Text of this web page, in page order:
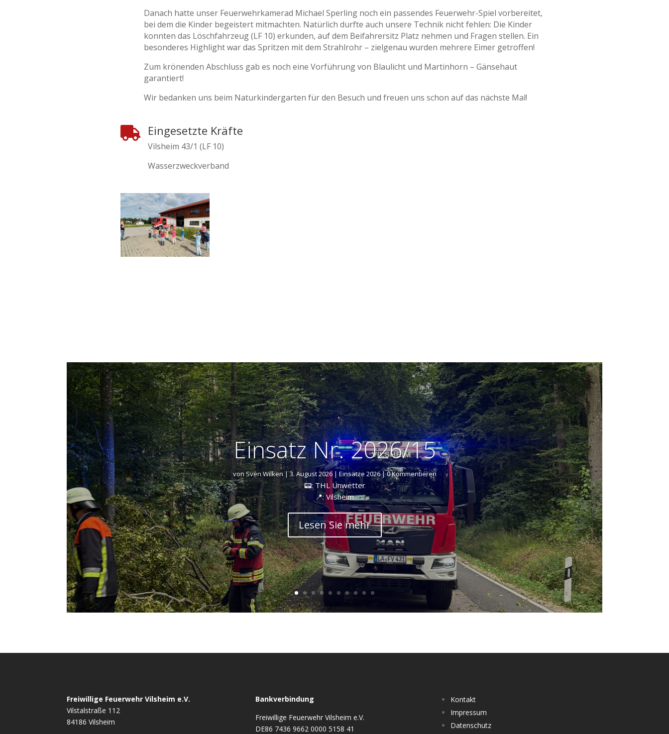
Danach hatte unser Feuerwehrkamerad Michael Sperling noch ein passendes Feuerwehr-Spiel vorbereitet,
bei dem die Kinder begeistert mitmachten. Natürlich durfte auch unsere Technik nicht fehlen: Die Kinder
konnten das Löschfahrzeug (LF 10) erkunden, auf dem Beifahrersitz Platz nehmen und Fragen stellen. Ein
besonderes Highlight war das Spritzen mit dem Strahlrohr – zielgenau wurden mehrere Eimer getroffen!
Zum krönenden Abschluss gab es noch eine Vorführung von Blaulicht und Martinhorn – Gänsehaut
garantiert!
Wir bedanken uns beim Naturkindergarten für den Besuch und freuen uns schon auf das nächste Mal!
 Eingesetzte Kräfte
Vilsheim 43/1 (LF 10)
Wasserzweckverband
Einsatz Nr. 2026/15
von Sven Wilken|3. August 2026|Einsätze 2026| 0 Kommentieren
📟: THL Unwetter
📍: Vilsheim
Lesen Sie mehr
Freiwillige Feuerwehr Vilsheim e.V.
Vilstalstraße 112
84186 Vilsheim
Bankverbindung
Freiwillige Feuerwehr Vilsheim e.V.
DE86 7436 9662 0000 5158 41
Kontakt
Impressum
Datenschutz